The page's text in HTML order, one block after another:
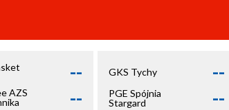
--
AZS
--
GKS Tychy --
PGE Spójnia
Stargard
--